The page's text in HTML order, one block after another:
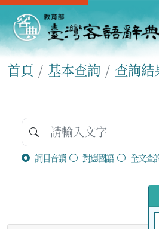
首頁 基本查詢 查詢結
詞目音讀 對應國語 全文查